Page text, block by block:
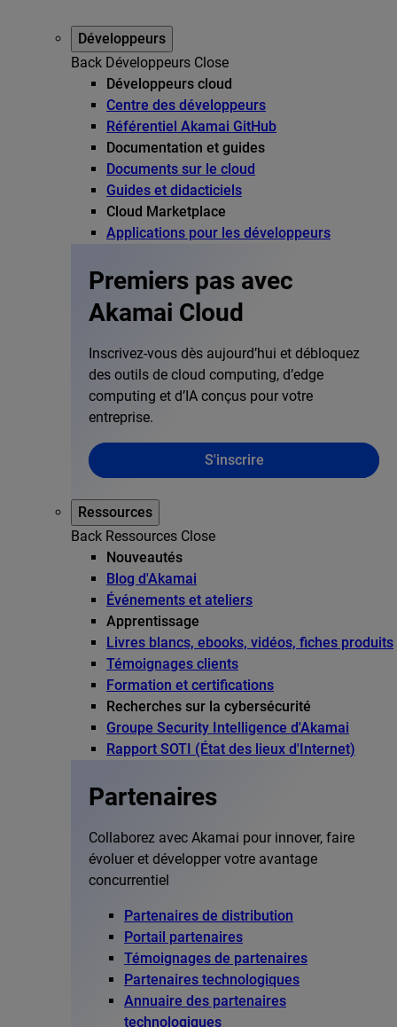
Développeurs
Back Développeurs Close
Développeurs cloud
Centre des développeurs
Référentiel Akamai GitHub
Documentation et guides
Documents sur le cloud
Guides et didacticiels
Cloud Marketplace
Applications pour les développeurs
Premiers pas avec
Akamai Cloud
Inscrivez-vous dès aujourd’hui et débloquez
des outils de cloud computing, d’edge
computing et d’IA conçus pour votre
entreprise.
S'inscrire
Ressources
Back Ressources Close
Nouveautés
Blog d'Akamai
Événements et ateliers
Apprentissage
Livres blancs, ebooks, vidéos, fiches produits
Témoignages clients
Formation et certifications
Recherches sur la cybersécurité
Groupe Security Intelligence d'Akamai
Rapport SOTI (État des lieux d'Internet)
Partenaires
Collaborez avec Akamai pour innover, faire
évoluer et développer votre avantage
concurrentiel
Partenaires de distribution
Portail partenaires
Témoignages de partenaires
Partenaires technologiques
Annuaire des partenaires
technologiques